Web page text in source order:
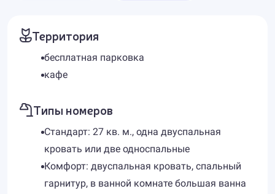
Территория
бесплатная парковка
кафе
Типы номеров
Стандарт: 27 кв. м., одна двуспальная
кровать или две односпальные
Комфорт: двуспальная кровать, спальный
гарнитур, в ванной комнате большая ванна